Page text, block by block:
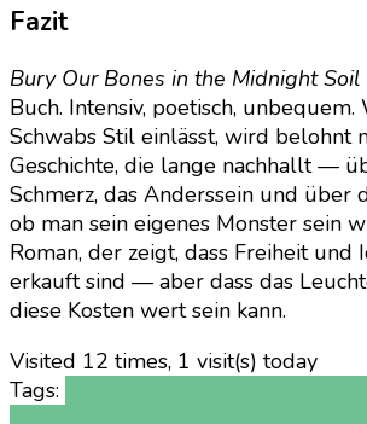
Fazit
Bury Our Bones in the Midnight Soil
Buch. Intensiv, poetisch, unbequem.
Schwabs Stil einlässt, wird belohnt
Geschichte, die lange nachhallt —
Schmerz, das Anderssein und über
ob man sein eigenes Monster sein
Roman, der zeigt, dass Freiheit
erkauft sind — aber dass das
diese Kosten wert sein kann.
Visited 12 times, 1 visit(s) today
Tags: